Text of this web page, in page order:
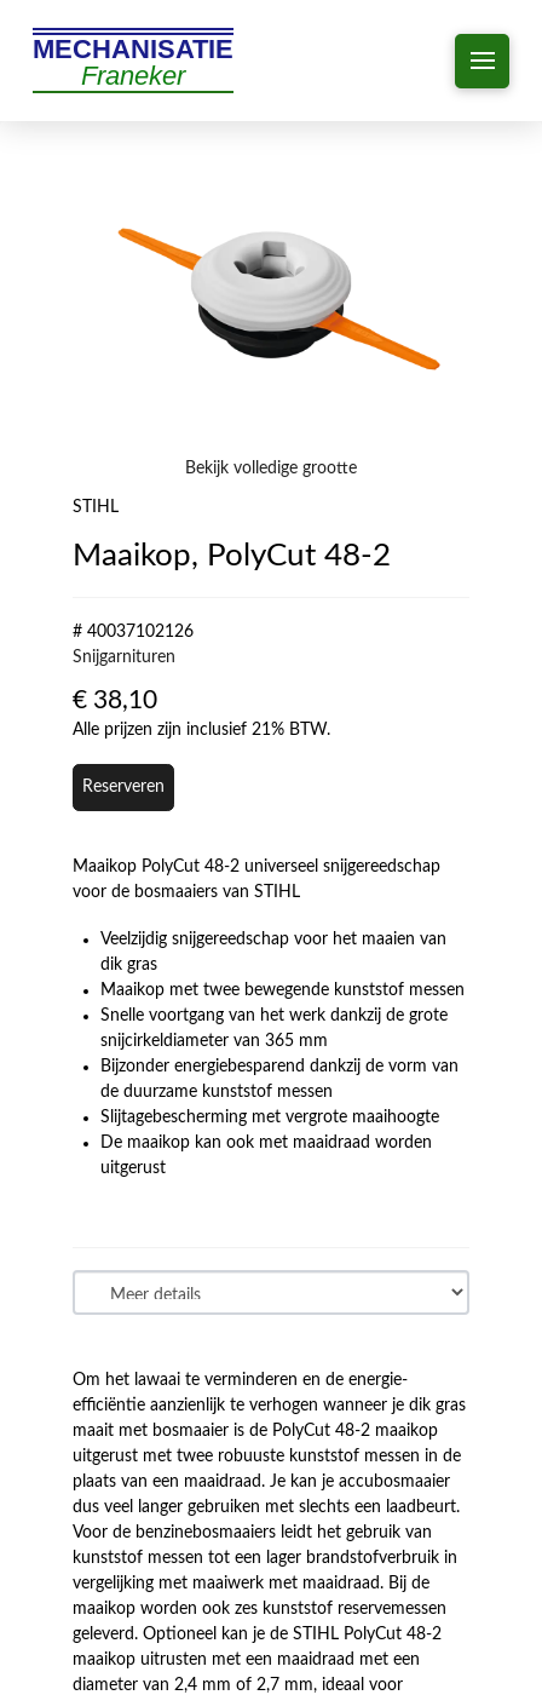
MECHANISATIE
Franeker
Bekijk volledige grootte
STIHL
Maaikop, PolyCut 48-2
# 40037102126
Snijgarnituren
€ 38,10
Alle prijzen zijn inclusief 21% BTW.
Reserveren
Maaikop PolyCut 48-2 universeel snijgereedschap
voor de bosmaaiers van STIHL
Veelzijdig snijgereedschap voor het maaien van
dik gras
Maaikop met twee bewegende kunststof messen
Snelle voortgang van het werk dankzij de grote
snijcirkeldiameter van 365 mm
Bijzonder energiebesparend dankzij de vorm van
de duurzame kunststof messen
Slijtagebescherming met vergrote maaihoogte
De maaikop kan ook met maaidraad worden
uitgerust
Om het lawaai te verminderen en de energie-
efficiëntie aanzienlijk te verhogen wanneer je dik gras
maait met bosmaaier is de PolyCut 48-2 maaikop
uitgerust met twee robuuste kunststof messen in de
plaats van een maaidraad. Je kan je accubosmaaier
dus veel langer gebruiken met slechts een laadbeurt.
Voor de benzinebosmaaiers leidt het gebruik van
kunststof messen tot een lager brandstofverbruik in
vergelijking met maaiwerk met maaidraad. Bij de
maaikop worden ook zes kunststof reservemessen
geleverd. Optioneel kan je de STIHL PolyCut 48-2
maaikop uitrusten met een maaidraad met een
diameter van 2,4 mm of 2,7 mm, ideaal voor